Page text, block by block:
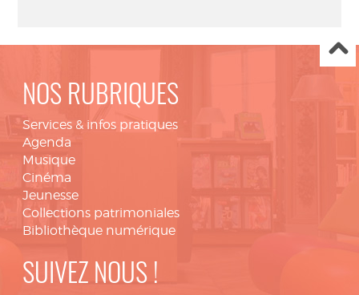
NOS RUBRIQUES
Services & infos pratiques
Agenda
Musique
Cinéma
Jeunesse
Collections patrimoniales
Bibliothèque numérique
SUIVEZ NOUS !